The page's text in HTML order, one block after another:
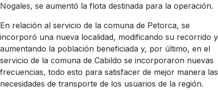
Nogales, se aumentó la flota destinada para la operación.
En relación al servicio de la comuna de Petorca, se
incorporó una nueva localidad, modificando su recorrido y
aumentando la población beneficiada y, por último, en el
servicio de la comuna de Cabildo se incorporaron nuevas
frecuencias, todo esto para satisfacer de mejor manera las
necesidades de transporte de los usuarios de la región.